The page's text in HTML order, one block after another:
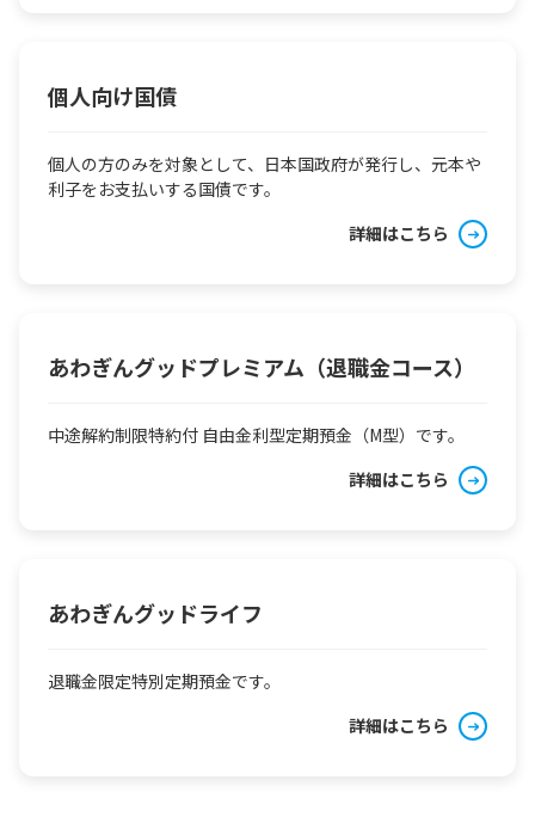
個人向け国債
個人の方のみを対象として、日本国政府が発行し、元本や
利子をお支払いする国債です。
詳細はこちら
あわぎんグッドプレミアム（退職金コース）
中途解約制限特約付 自由金利型定期預金（М型）です。
詳細はこちら
あわぎんグッドライフ
退職金限定特別定期預金です。
詳細はこちら